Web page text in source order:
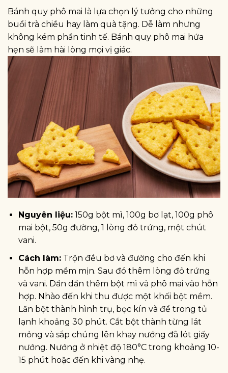
Bánh quy phô mai là lựa chọn lý tưởng cho những
buổi trà chiều hay làm quà tặng. Dễ làm nhưng
không kém phần tinh tế. Bánh quy phô mai hứa
hẹn sẽ làm hài lòng mọi vị giác.
Nguyên liệu:150g bột mì, 100g bơ lạt, 100g phô
mai bột, 50g đường, 1 lòng đỏ trứng, một chút
vani.
Cách làm:Trộn đều bơ và đường cho đến khi
hỗn hợp mềm mịn. Sau đó thêm lòng đỏ trứng
và vani. Dần dần thêm bột mì và phô mai vào hỗn
hợp. Nhào đến khi thu được một khối bột mềm.
Lăn bột thành hình trụ, bọc kín và để trong tủ
lạnh khoảng 30 phút. Cắt bột thành từng lát
mỏng và sắp chúng lên khay nướng đã lót giấy
nướng. Nướng ở nhiệt độ 180°C trong khoảng 10-
15 phút hoặc đến khi vàng nhẹ.